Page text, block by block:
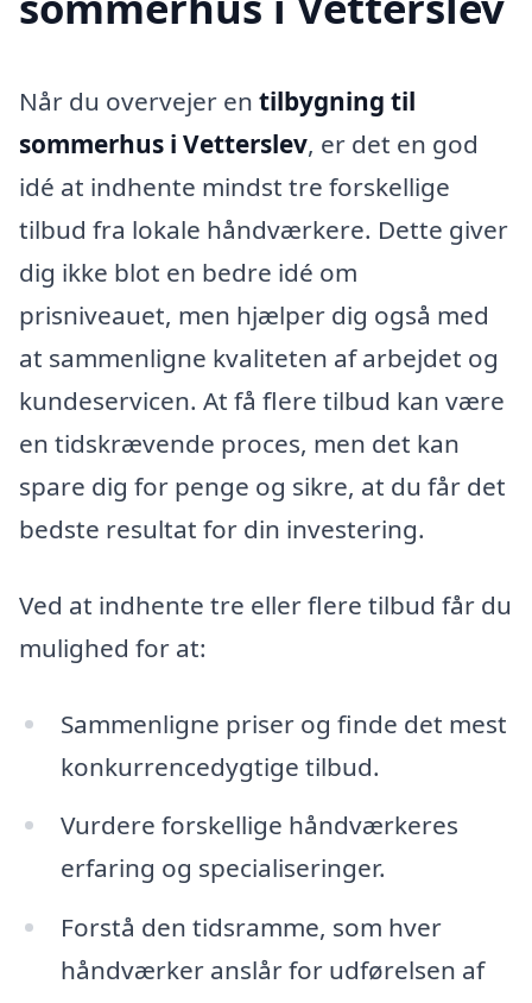
Når du overvejer en tilbygning til
sommerhus i Vetterslev, er det en god
idé at indhente mindst tre forskellige
tilbud fra lokale håndværkere. Dette giver
dig ikke blot en bedre idé om
prisniveauet, men hjælper dig også med
at sammenligne kvaliteten af arbejdet og
kundeservicen. At få flere tilbud kan være
en tidskrævende proces, men det kan
spare dig for penge og sikre, at du får det
bedste resultat for din investering.
Ved at indhente tre eller flere tilbud får du
mulighed for at:
Sammenligne priser og finde det mest
konkurrencedygtige tilbud.
Vurdere forskellige håndværkeres
erfaring og specialiseringer.
Forstå den tidsramme, som hver
håndværker anslår for udførelsen af